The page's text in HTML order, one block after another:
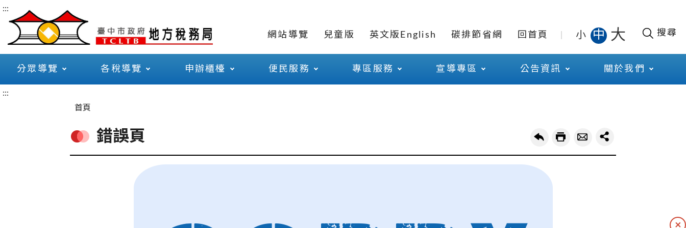
:::
網站導覽 兒童版 英文版English 碳排節省網 回首頁 小 中 大 搜尋
分眾導覽 各稅導覽 申辦櫃檯 便民服務 專區服務 宣導專區 公告資訊 關於我們
:::
首頁
錯誤頁